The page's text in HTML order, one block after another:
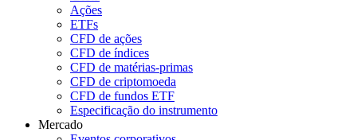
Ações
ETFs
CFD de ações
CFD de índices
CFD de matérias-primas
CFD de criptomoeda
CFD de fundos ETF
Especificação do instrumento
Mercado